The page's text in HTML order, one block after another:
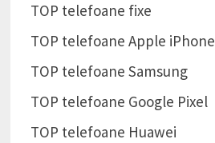
TOP telefoane fixe
TOP telefoane Apple iPhone
TOP telefoane Samsung
TOP telefoane Google Pixel
TOP telefoane Huawei